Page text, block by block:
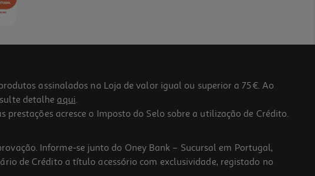
assinalados na Loja de valor igual ou superior a 75€. Ao
detalhe aqui.
acresce o Imposto do Selo sobre a utilização de Crédito.
Informe-se junto do Oney Bank – Sucursal em Portugal,
de Crédito a título acessório com exclusividade, registado no